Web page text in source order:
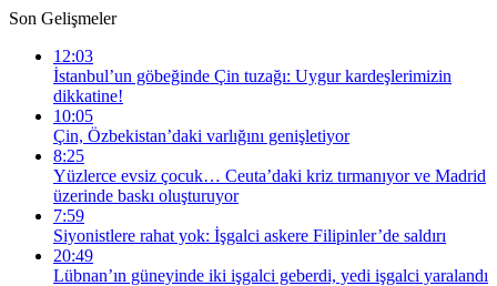
Son Gelişmeler
12:03
İstanbul’un göbeğinde Çin tuzağı: Uygur kardeşlerimizin
dikkatine!
10:05
Çin, Özbekistan’daki varlığını genişletiyor
8:25
Yüzlerce evsiz çocuk… Ceuta’daki kriz tırmanıyor ve Madrid
üzerinde baskı oluşturuyor
7:59
Siyonistlere rahat yok: İşgalci askere Filipinler’de saldırı
20:49
Lübnan’ın güneyinde iki işgalci geberdi, yedi işgalci yaralandı